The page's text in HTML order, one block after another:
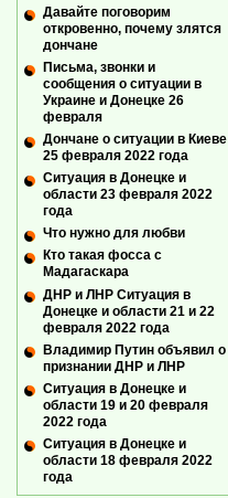
Давайте поговорим
откровенно, почему злятся
дончане
Письма, звонки и
сообщения о ситуации в
Украине и Донецке 26
февраля
Дончане о ситуации в Киеве
25 февраля 2022 года
Ситуация в Донецке и
области 23 февраля 2022
года
Что нужно для любви
Кто такая фосса с
Мадагаскара
ДНР и ЛНР Ситуация в
Донецке и области 21 и 22
февраля 2022 года
Владимир Путин объявил о
признании ДНР и ЛНР
Ситуация в Донецке и
области 19 и 20 февраля
2022 года
Ситуация в Донецке и
области 18 февраля 2022
года